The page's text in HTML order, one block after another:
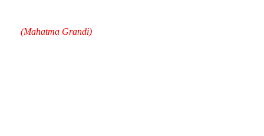
(Mahatma Grandi)